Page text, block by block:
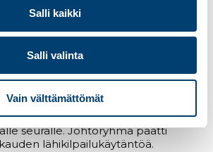
Salli kaikki
Salli valinta
Vain välttämättömät
keskustelun
kilpailuja, joiden
on maksimissaan 10 euroa ja jotka
uusia seuroja järjestämään
Kilmoa voidaan käyttää
Osallistumismaksut maksetaan
seuralle. Johtoryhmä päätti
lähikilpailukäytäntöä.